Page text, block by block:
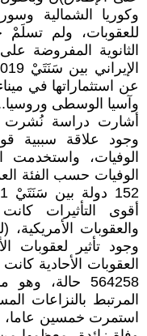
وكوريا الشمالية
للعقوبات، ولم تسلَمْ
الثانوية المفروضة
عن استثماراتها في
وآسيا الوسطى
وجود علاقة سببية
الوفيات، واستخدمت
الوفيات حسب الفئة
أقوى التأثيرات كانت
والعقوبات
وجود تأثير لعقوبات
العقوبات الأحادية
564258 حالة،
المرتبط بالنزاعات